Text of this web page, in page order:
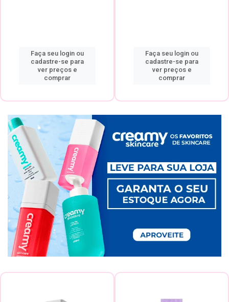
Faça seu login ou
cadastre-se para
ver preços e
comprar
Faça seu login ou
cadastre-se para
ver preços e
comprar